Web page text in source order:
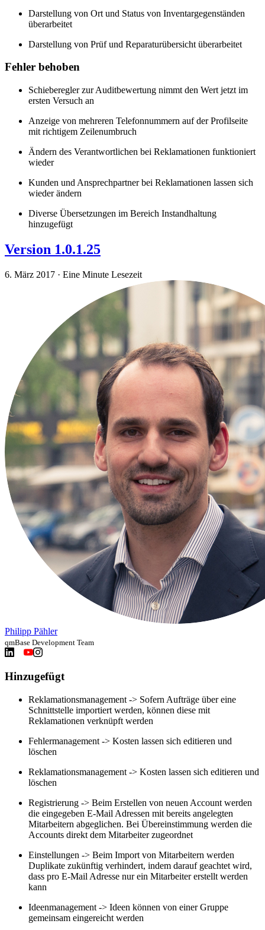
Darstellung von Ort und Status von Inventargegenständen
überarbeitet
Darstellung von Prüf und Reparaturübersicht überarbeitet
Fehler behoben
Schieberegler zur Auditbewertung nimmt den Wert jetzt im
ersten Versuch an
Anzeige von mehreren Telefonnummern auf der Profilseite
mit richtigem Zeilenumbruch
Ändern des Verantwortlichen bei Reklamationen funktioniert
wieder
Kunden und Ansprechpartner bei Reklamationen lassen sich
wieder ändern
Diverse Übersetzungen im Bereich Instandhaltung
hinzugefügt
Version 1.0.1.25
6. März 2017 · Eine Minute Lesezeit
Philipp Pähler
qmBase Development Team
Hinzugefügt
Reklamationsmanagement -> Sofern Aufträge über eine
Schnittstelle importiert werden, können diese mit
Reklamationen verknüpft werden
Fehlermanagement -> Kosten lassen sich editieren und
löschen
Reklamationsmanagement -> Kosten lassen sich editieren und
löschen
Registrierung -> Beim Erstellen von neuen Account werden
die eingegeben E-Mail Adressen mit bereits angelegten
Mitarbeitern abgeglichen. Bei Übereinstimmung werden die
Accounts direkt dem Mitarbeiter zugeordnet
Einstellungen -> Beim Import von Mitarbeitern werden
Duplikate zukünftig verhindert, indem darauf geachtet wird,
dass pro E-Mail Adresse nur ein Mitarbeiter erstellt werden
kann
Ideenmanagement -> Ideen können von einer Gruppe
gemeinsam eingereicht werden